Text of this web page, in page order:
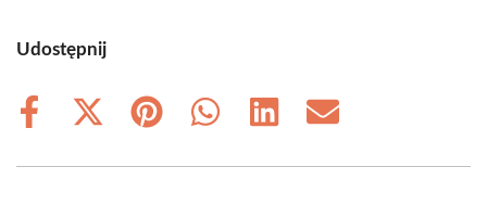
Udostępnij
Share
Share
(Twitter)
Share
Share
Share
Share